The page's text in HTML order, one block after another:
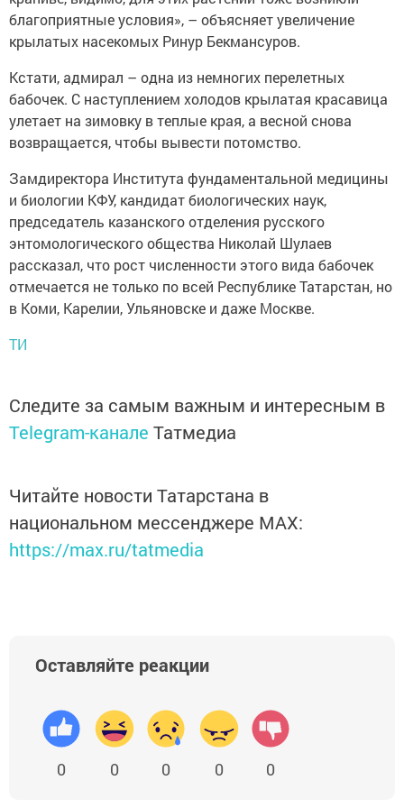
благоприятные условия», – объясняет увеличение
крылатых насекомых Ринур Бекмансуров.
Кстати, адмирал – одна из немногих перелетных
бабочек. С наступлением холодов крылатая красавица
улетает на зимовку в теплые края, а весной снова
возвращается, чтобы вывести потомство.
Замдиректора Института фундаментальной медицины
и биологии КФУ, кандидат биологических наук,
председатель казанского отделения русского
энтомологического общества Николай Шулаев
рассказал, что рост численности этого вида бабочек
отмечается не только по всей Республике Татарстан, но
в Коми, Карелии, Ульяновске и даже Москве.
ТИ
Следите за самым важным и интересным в
Telegram-канале Татмедиа
Читайте новости Татарстана в
национальном мессенджере MАХ:
https://max.ru/tatmedia
Оставляйте реакции
0 0 0 0 0